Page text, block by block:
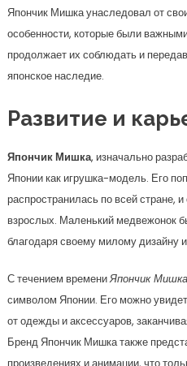
Япончик Мишка унаследовал от
особенности, которые были
продолжает их соблюдать и
японское наследие.
Развитие и
Япончик Мишка, изначально
Японии как игрушка-модель. Его
распространилась по всей стране,
взрослых. Маленький медвежонок
благодаря своему милому дизайну
С течением времениЯпончик Мишка
символом Японии. Его можно
от одежды и аксессуаров,
Бренд Япончик Мишка также